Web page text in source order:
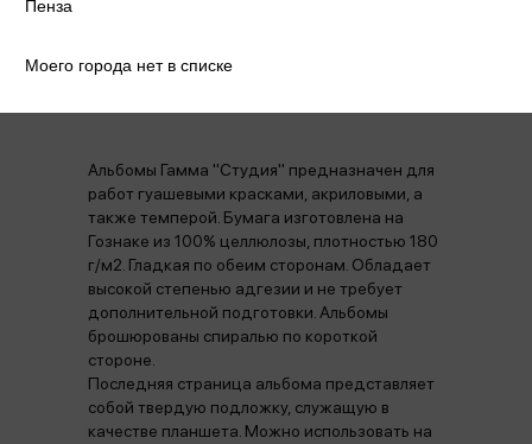
Аннотация
Альбомы Гамма "Студия" предназначен для
работ гуашевыми красками, акриловыми, а
также темперой. Бумага изготовлена на
Гознаке из 100% целлюлозы, плотностью 180
г/м2. Гладкая по обеим сторонам. Обладает
высокой степенью адгезии и не требует
дополнительной подготовки. Альбомы
брошюрованы спиралью по короткой
стороне.
Последняя страница альбома представляет
собой твердую подложку, служащую в
качестве планшета. Можно использовать на
Пенза
Моего города нет в списке